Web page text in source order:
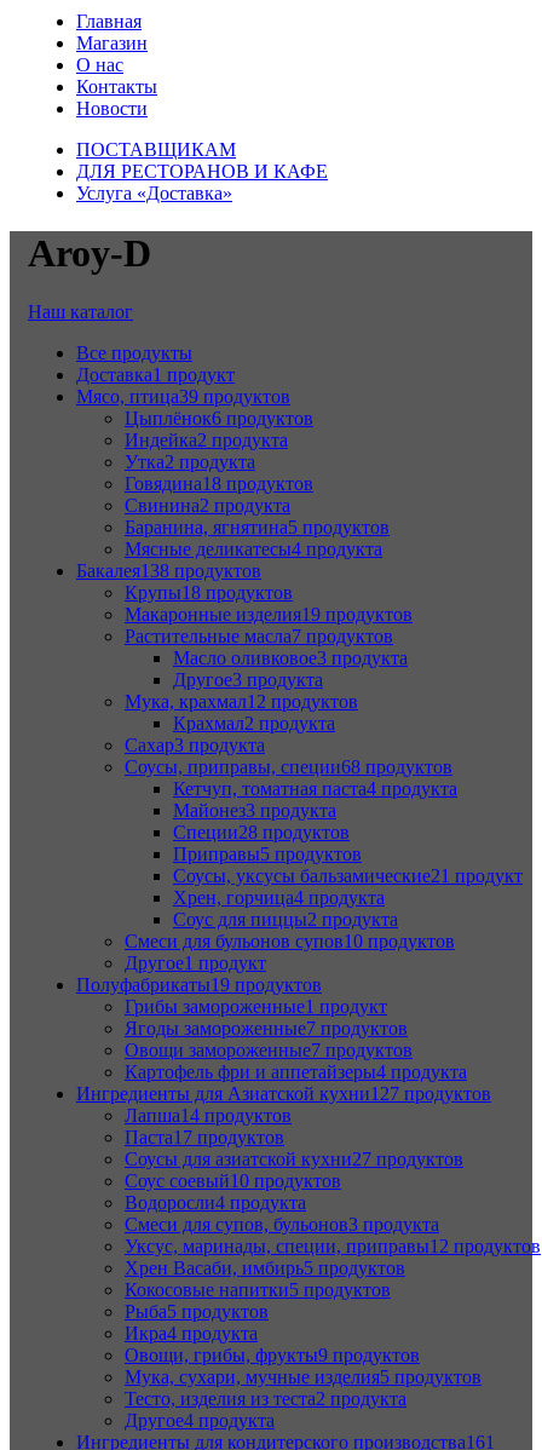
Главная
Магазин
О нас
Контакты
Новости
ПОСТАВЩИКАМ
ДЛЯ РЕСТОРАНОВ И КАФЕ
Услуга «Доставка»
Aroy-D
Наш каталог
Все продукты
Доставка1 продукт
Мясо, птица39 продуктов
Цыплёнок6 продуктов
Индейка2 продукта
Утка2 продукта
Говядина18 продуктов
Свинина2 продукта
Баранина, ягнятина5 продуктов
Мясные деликатесы4 продукта
Бакалея138 продуктов
Крупы18 продуктов
Макаронные изделия19 продуктов
Растительные масла7 продуктов
Масло оливковое3 продукта
Другое3 продукта
Мука, крахмал12 продуктов
Крахмал2 продукта
Сахар3 продукта
Соусы, приправы, специи68 продуктов
Кетчуп, томатная паста4 продукта
Майонез3 продукта
Специи28 продуктов
Приправы5 продуктов
Соусы, уксусы бальзамические21 продукт
Хрен, горчица4 продукта
Соус для пиццы2 продукта
Смеси для бульонов супов10 продуктов
Другое1 продукт
Полуфабрикаты19 продуктов
Грибы замороженные1 продукт
Ягоды замороженные7 продуктов
Овощи замороженные7 продуктов
Картофель фри и аппетайзеры4 продукта
Ингредиенты для Азиатской кухни127 продуктов
Лапша14 продуктов
Паста17 продуктов
Соусы для азиатской кухни27 продуктов
Соус соевый10 продуктов
Водоросли4 продукта
Смеси для супов, бульонов3 продукта
Уксус, маринады, специи, приправы12 продуктов
Хрен Васаби, имбирь5 продуктов
Кокосовые напитки5 продуктов
Рыба5 продуктов
Икра4 продукта
Овощи, грибы, фрукты9 продуктов
Мука, сухари, мучные изделия5 продуктов
Тесто, изделия из теста2 продукта
Другое4 продукта
Ингредиенты для кондитерского производства161